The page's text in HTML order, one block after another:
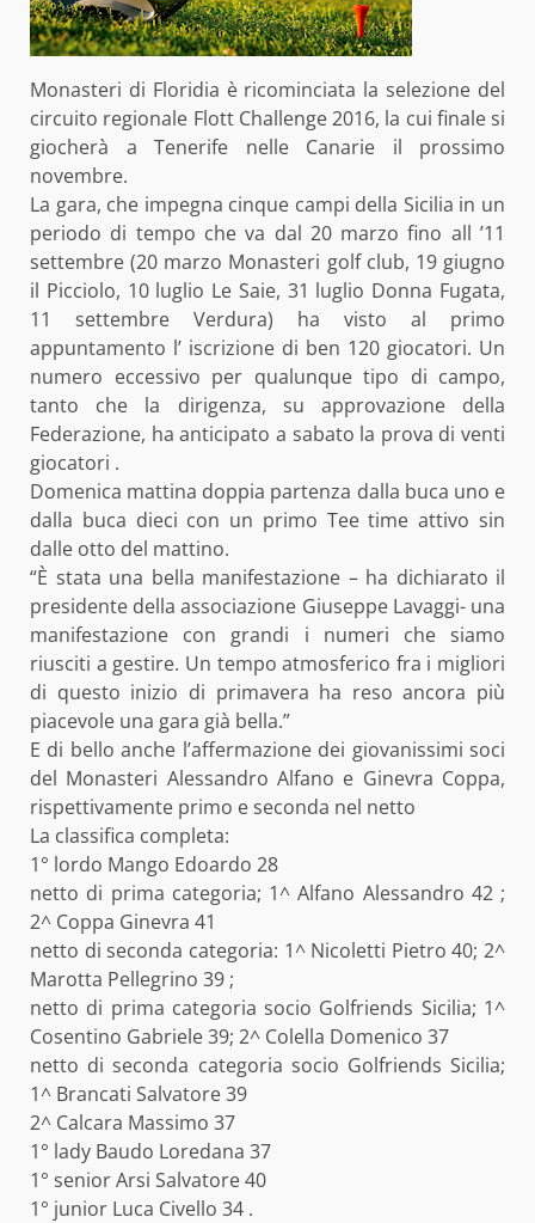
Monasteri di Floridia è ricominciata la selezione del
circuito regionale Flott Challenge 2016, la cui finale si
giocherà a Tenerife nelle Canarie il prossimo
novembre.
La gara, che impegna cinque campi della Sicilia in un
periodo di tempo che va dal 20 marzo fino all ’11
settembre (20 marzo Monasteri golf club, 19 giugno
il Picciolo, 10 luglio Le Saie, 31 luglio Donna Fugata,
11 settembre Verdura) ha visto al primo
appuntamento l’ iscrizione di ben 120 giocatori. Un
numero eccessivo per qualunque tipo di campo,
tanto che la dirigenza, su approvazione della
Federazione, ha anticipato a sabato la prova di venti
giocatori .
Domenica mattina doppia partenza dalla buca uno e
dalla buca dieci con un primo Tee time attivo sin
dalle otto del mattino.
“È stata una bella manifestazione – ha dichiarato il
presidente della associazione Giuseppe Lavaggi- una
manifestazione con grandi i numeri che siamo
riusciti a gestire. Un tempo atmosferico fra i migliori
di questo inizio di primavera ha reso ancora più
piacevole una gara già bella.”
E di bello anche l’affermazione dei giovanissimi soci
del Monasteri Alessandro Alfano e Ginevra Coppa,
rispettivamente primo e seconda nel netto
La classifica completa:
1° lordo Mango Edoardo 28
netto di prima categoria; 1^ Alfano Alessandro 42 ;
2^ Coppa Ginevra 41
netto di seconda categoria: 1^ Nicoletti Pietro 40; 2^
Marotta Pellegrino 39 ;
netto di prima categoria socio Golfriends Sicilia; 1^
Cosentino Gabriele 39; 2^ Colella Domenico 37
netto di seconda categoria socio Golfriends Sicilia;
1^ Brancati Salvatore 39
2^ Calcara Massimo 37
1° lady Baudo Loredana 37
1° senior Arsi Salvatore 40
1° junior Luca Civello 34 .